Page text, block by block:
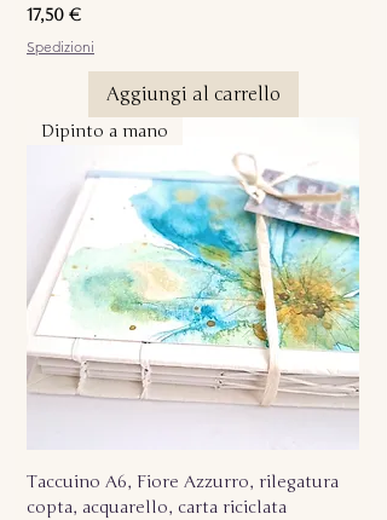
Prezzo
17,50 €
Spedizioni
Aggiungi al carrello
Dipinto a mano
Taccuino A6, Fiore Azzurro, rilegatura
copta, acquarello, carta riciclata